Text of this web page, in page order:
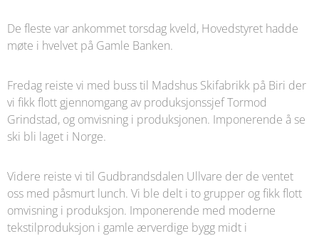
De fleste var ankommet torsdag kveld, Hovedstyret hadde
møte i hvelvet på Gamle Banken.
Fredag reiste vi med buss til Madshus Skifabrikk på Biri der
vi fikk flott gjennomgang av produksjonssjef Tormod
Grindstad, og omvisning i produksjonen. Imponerende å se
ski bli laget i Norge.
Videre reiste vi til Gudbrandsdalen Ullvare der de ventet
oss med påsmurt lunch. Vi ble delt i to grupper og fikk flott
omvisning i produksjon. Imponerende med moderne
tekstilproduksjon i gamle ærverdige bygg midt i